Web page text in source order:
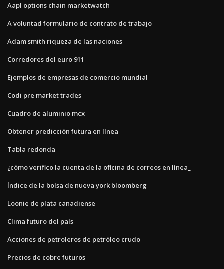
Aapl options chain marketwatch
A voluntad formulario de contrato de trabajo
Adam smith riqueza de las naciones
Corredores del euro 911
Ejemplos de empresas de comercio mundial
Codi pre market trades
Cuadro de aluminio mcx
Obtener predicción futura en línea
Tabla redonda
¿cómo verifico la cuenta de la oficina de correos en línea_
Índice de la bolsa de nueva york bloomberg
Loonie de plata canadiense
Clima futuro del país
Acciones de petroleros de petróleo crudo
Precios de cobre futuros